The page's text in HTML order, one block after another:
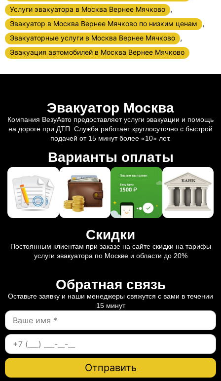
Услуги эвакуатора в Москва Вернее Мячково ,
Эвакуатор в Москва Вернее Мячково по низким ценам ,
Эвакуаторные услуги в Москва Вернее Мячково ,
Эвакуация автомобилей в Москва Вернее Мячково
Эвакуатор Москва
Компания ВезуАвто предоставляет услуги эвакуации и помощь
на дороге при ДТП. Служба работает круглосуточно с быстрой
подачей от 15 минут более «10» лет.
Варианты оплаты
Скидки
Постоянным клиентам при заказе на сайте скидки на тарифы
услуги эвакуатора по Москве и области до 20%
Обратная связь
Оставьте заявку и наши менеджеры свяжутся с вами в течении
15 минут